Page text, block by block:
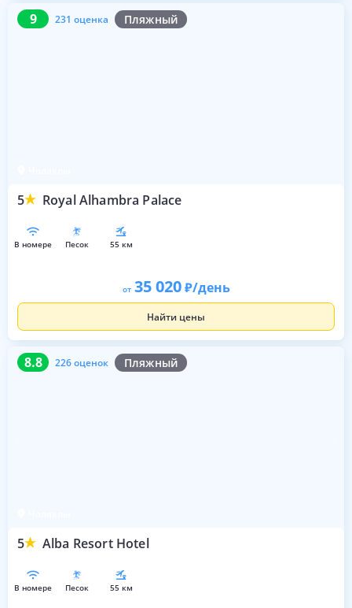
9 231 оценка Пляжный
5 Royal Alhambra Palace
9 231 оценка
в номере песок 55 км
от 35 020 /день
Найти цены
8.8 226 оценок Пляжный
5 Alba Resort Hotel
8.8 226 оценок
в номере песок 55 км